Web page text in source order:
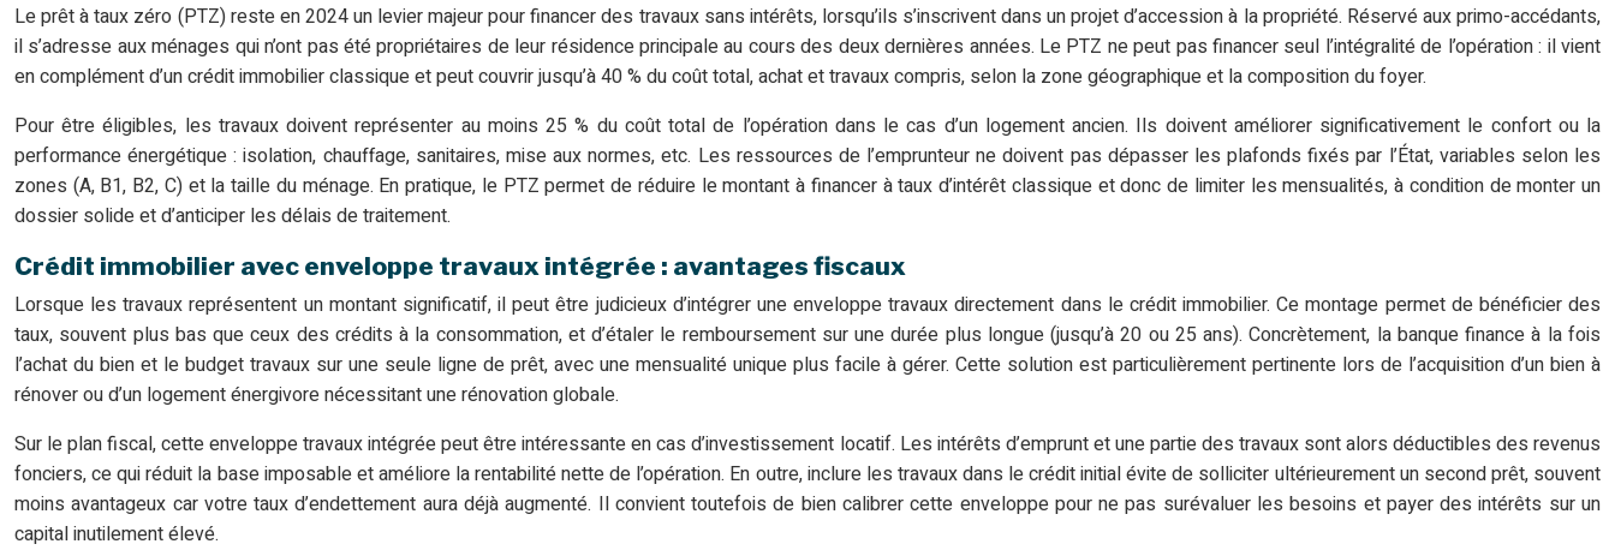
Le prêt à taux zéro (PTZ) reste en 2024 un levier majeur pour financer des travaux sans intérêts, lorsqu’ils s’inscrivent dans un projet d’accession à la propriété. Réservé aux primo-accédants,
il s’adresse aux ménages qui n’ont pas été propriétaires de leur résidence principale au cours des deux dernières années. Le PTZ ne peut pas financer seul l’intégralité de l’opération : il vient
en complément d’un crédit immobilier classique et peut couvrir jusqu’à 40 % du coût total, achat et travaux compris, selon la zone géographique et la composition du foyer.
Pour être éligibles, les travaux doivent représenter au moins 25 % du coût total de l’opération dans le cas d’un logement ancien. Ils doivent améliorer significativement le confort ou la
performance énergétique : isolation, chauffage, sanitaires, mise aux normes, etc. Les ressources de l’emprunteur ne doivent pas dépasser les plafonds fixés par l’État, variables selon les
zones (A, B1, B2, C) et la taille du ménage. En pratique, le PTZ permet de réduire le montant à financer à taux d’intérêt classique et donc de limiter les mensualités, à condition de monter un
dossier solide et d’anticiper les délais de traitement.
Crédit immobilier avec enveloppe travaux intégrée : avantages fiscaux
Lorsque les travaux représentent un montant significatif, il peut être judicieux d’intégrer une enveloppe travaux directement dans le crédit immobilier. Ce montage permet de bénéficier des
taux, souvent plus bas que ceux des crédits à la consommation, et d’étaler le remboursement sur une durée plus longue (jusqu’à 20 ou 25 ans). Concrètement, la banque finance à la fois
l’achat du bien et le budget travaux sur une seule ligne de prêt, avec une mensualité unique plus facile à gérer. Cette solution est particulièrement pertinente lors de l’acquisition d’un bien à
rénover ou d’un logement énergivore nécessitant une rénovation globale.
Sur le plan fiscal, cette enveloppe travaux intégrée peut être intéressante en cas d’investissement locatif. Les intérêts d’emprunt et une partie des travaux sont alors déductibles des revenus
fonciers, ce qui réduit la base imposable et améliore la rentabilité nette de l’opération. En outre, inclure les travaux dans le crédit initial évite de solliciter ultérieurement un second prêt, souvent
moins avantageux car votre taux d’endettement aura déjà augmenté. Il convient toutefois de bien calibrer cette enveloppe pour ne pas surévaluer les besoins et payer des intérêts sur un
capital inutilement élevé.